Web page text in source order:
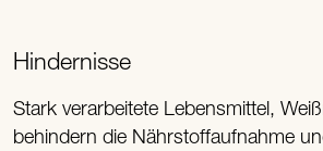
Hindernisse
Stark verarbeitete Lebensmittel,
behindern die Nährstoffaufnahme